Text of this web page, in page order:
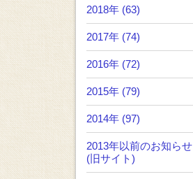
2018年 (63)
2017年 (74)
2016年 (72)
2015年 (79)
2014年 (97)
2013年以前のお知らせ
(旧サイト)